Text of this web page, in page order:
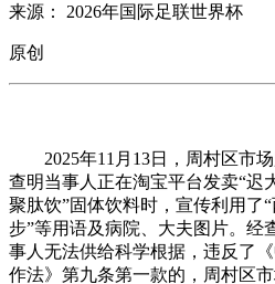
来源： 2026年国际足联世界杯
原创
2025年11月13日，周村区市场
查明当事人正在淘宝平台发卖“迟
聚肽饮”固体饮料时，宣传利用了
步”等用语及病院、大夫图片。经
事人无法供给科学根据，违反了
作法》第九条第一款的，周村区